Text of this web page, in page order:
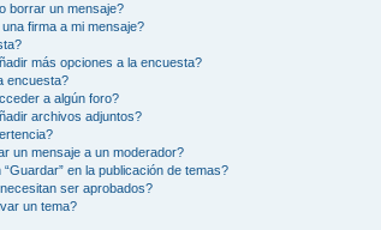
borrar un mensaje?
firma a mi mensaje?
más opciones a la encuesta?
encuesta?
a algún foro?
archivos adjuntos?
un mensaje a un moderador?
en la publicación de temas?
ser aprobados?
un tema?